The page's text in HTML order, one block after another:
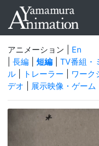
アニメーション | En
長編 短編 TV番組・
ル
トレーラー ワーク
デオ
展示映像・ゲーム